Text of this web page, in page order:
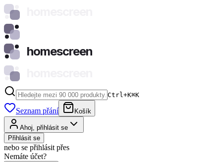
homescreen
Ctrl+K⌘K
Seznam přání Košík
Ahoj, přihlásit se
Přihlásit se
nebo se přihlásit přes
Nemáte účet?